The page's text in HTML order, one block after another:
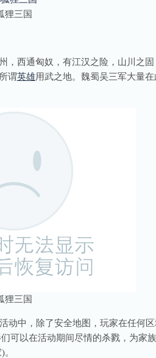
狸三国
西通匈奴，有江汉之险，山川之固
谓英雄用武之地。魏蜀吴三军大量在
狸三国
中，除了安全地图，玩家在任何区
可以在活动期间尽情的杀戮，为家